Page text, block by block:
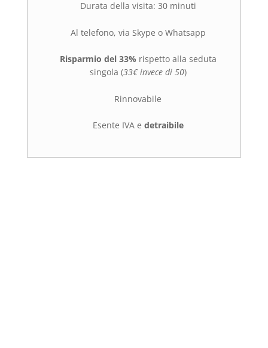
Durata della visita: 30 minuti
Al telefono, via Skype o Whatsapp
Risparmio del 33% rispetto alla seduta
singola (33€ invece di 50)
Rinnovabile
Esente IVA e detraibile